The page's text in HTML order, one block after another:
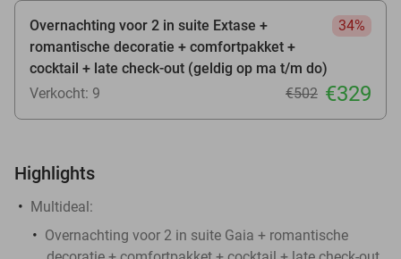
Overnachting voor 2 in suite Extase +
romantische decoratie + comfortpakket +
cocktail + late check-out (geldig op ma t/m do)
34%
Verkocht: 9 €502 €329
Highlights
Multideal:
Overnachting voor 2 in suite Gaia + romantische